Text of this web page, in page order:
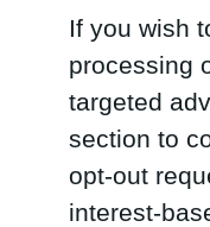
If you wish
processing
targeted
section to
opt-out
interest-